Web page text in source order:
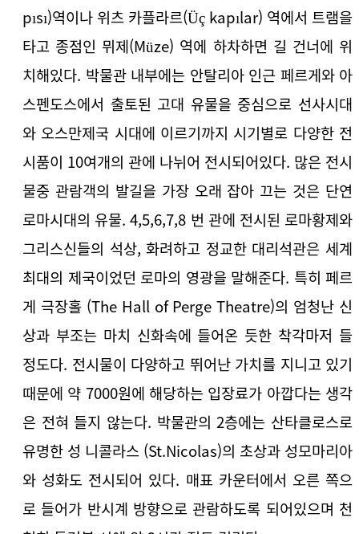
pısı)역이나 위츠 카플라르(Üç kapılar) 역에서 트램을
타고 종점인 뮈제(Müze) 역에 하차하면 길 건너에 위
치해있다. 박물관 내부에는 안탈리아 인근 페르게와 아
스펜도스에서 출토된 고대 유물을 중심으로 선사시대
와 오스만제국 시대에 이르기까지 시기별로 다양한 전
시품이 10여개의 관에 나뉘어 전시되어있다. 많은 전시
물중 관람객의 발길을 가장 오래 잡아 끄는 것은 단연
로마시대의 유물. 4,5,6,7,8 번 관에 전시된 로마황제와
그리스신들의 석상, 화려하고 정교한 대리석관은 세계
최대의 제국이었던 로마의 영광을 말해준다. 특히 페르
게 극장홀 (The Hall of Perge Theatre)의 엄청난 신
상과 부조는 마치 신화속에 들어온 듯한 착각마저 들
정도다. 전시물이 다양하고 뛰어난 가치를 지니고 있기
때문에 약 7000원에 해당하는 입장료가 아깝다는 생각
은 전혀 들지 않는다. 박물관의 2층에는 산타클로스로
유명한 성 니콜라스 (St.Nicolas)의 초상과 성모마리아
와 성화도 전시되어 있다. 매표 카운터에서 오른 쪽으
로 들어가 반시계 방향으로 관람하도록 되어있으며 천